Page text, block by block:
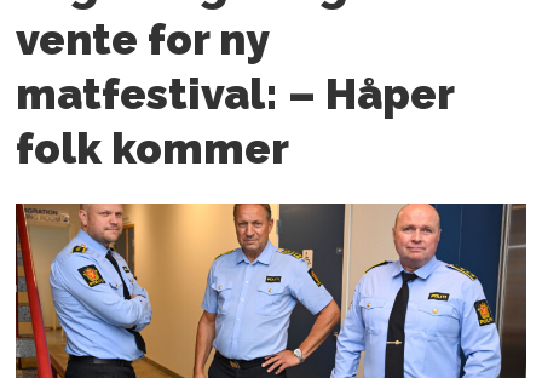
vente for ny
matfestival: – Håper
folk kommer